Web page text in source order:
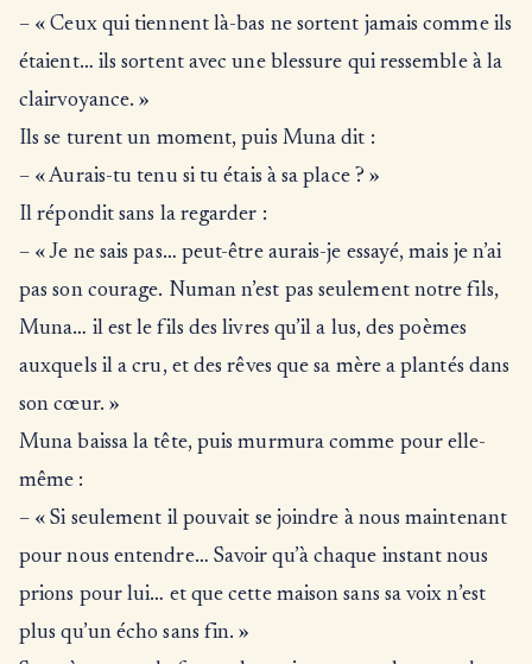
– « Ceux qui tiennent là-bas ne sortent jamais comme ils
étaient… ils sortent avec une blessure qui ressemble à la
clairvoyance. »
Ils se turent un moment, puis Muna dit :
– « Aurais-tu tenu si tu étais à sa place ? »
Il répondit sans la regarder :
– « Je ne sais pas… peut-être aurais-je essayé, mais je n’ai
pas son courage. Numan n’est pas seulement notre fils,
Muna… il est le fils des livres qu’il a lus, des poèmes
auxquels il a cru, et des rêves que sa mère a plantés dans
son cœur. »
Muna baissa la tête, puis murmura comme pour elle-
même :
– « Si seulement il pouvait se joindre à nous maintenant
pour nous entendre… Savoir qu’à chaque instant nous
prions pour lui… et que cette maison sans sa voix n’est
plus qu’un écho sans fin. »